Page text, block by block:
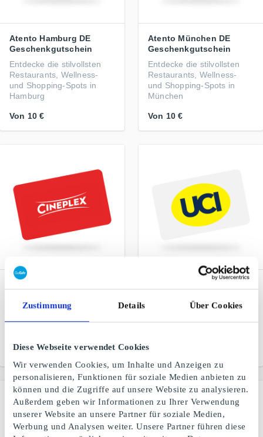
Zustimmung Details Über Cookies
Diese Webseite verwendet Cookies
Wir verwenden Cookies, um Inhalte und Anzeigen zu
personalisieren, Funktionen für soziale Medien anbieten zu
können und die Zugriffe auf unsere Website zu analysieren.
Außerdem geben wir Informationen zu Ihrer Verwendung
unserer Website an unsere Partner für soziale Medien,
Werbung und Analysen weiter. Unsere Partner führen diese
Atento Hamburg DE
Geschenkgutschein
Entdecke die stilvollsten
Restaurants, Wellness-
und Shopping-Spots in
Hamburg
Von 10 €
Atento München DE
Geschenkgutschein
Entdecke die stilvollsten
Restaurants, Wellness-
und Shopping-Spots in
München
Von 10 €
Verschenke Abenteuer,
Spannung & Emotionen im
Von 50 €
Einfach unschlagbar
Von